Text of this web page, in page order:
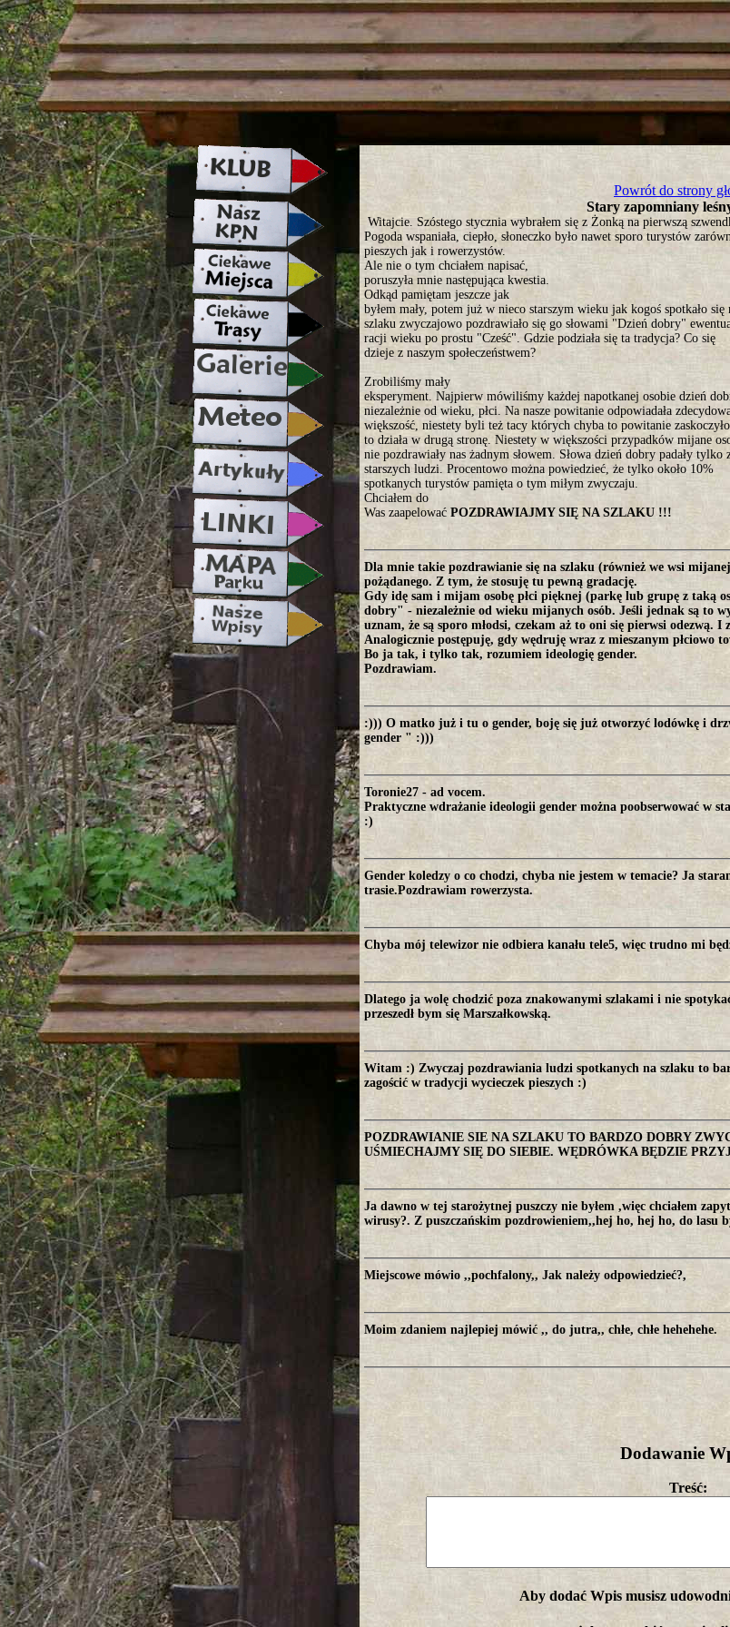
strona w naprawie zapraszamy jutro ;)
Powrót do strony
Stary zapomniany
Witajcie. Szóstego stycznia wybrałem się z Żonką na pierwszą
Pogoda wspaniała, ciepło, słoneczko było nawet sporo turystów
pieszych jak i rowerzystów.
Ale nie o tym chciałem napisać,
poruszyła mnie następująca kwestia.
Odkąd pamiętam jeszcze jak
byłem mały, potem już w nieco starszym wieku jak kogoś spotkało się
szlaku zwyczajowo pozdrawiało się go słowami "Dzień dobry"
racji wieku po prostu "Cześć". Gdzie podziała się ta tradycja? Co się
dzieje z naszym społeczeństwem?
Zrobiliśmy mały
eksperyment. Najpierw mówiliśmy każdej napotkanej osobie dzień
niezależnie od wieku, płci. Na nasze powitanie odpowiadała
większość, niestety byli też tacy których chyba to powitanie
to działa w drugą stronę. Niestety w większości przypadków mijane
nie pozdrawiały nas żadnym słowem. Słowa dzień dobry padały tylko
starszych ludzi. Procentowo można powiedzieć, że tylko około 10%
spotkanych turystów pamięta o tym miłym zwyczaju.
Chciałem do
Was zaapelować POZDRAWIAJMY SIĘ NA SZLAKU !!!
Dla mnie takie pozdrawianie się na szlaku (również we wsi
pożądanego. Z tym, że stosuję tu pewną gradację.
Gdy idę sam i mijam osobę płci pięknej (parkę lub grupę z taką
dobry" - niezależnie od wieku mijanych osób. Jeśli jednak są to
uznam, że są sporo młodsi, czekam aż to oni się pierwsi odezwą. I
Analogicznie postępuję, gdy wędruję wraz z mieszanym płciowo
Bo ja tak, i tylko tak, rozumiem ideologię gender.
Pozdrawiam.
:))) O matko już i tu o gender, boję się już otworzyć lodówkę i
gender " :)))
Toronie27 - ad vocem.
Praktyczne wdrażanie ideologii gender można poobserwować w
:)
Gender koledzy o co chodzi, chyba nie jestem w temacie? Ja
trasie.Pozdrawiam rowerzysta.
Chyba mój telewizor nie odbiera kanału tele5, więc trudno mi
Dlatego ja wolę chodzić poza znakowanymi szlakami i nie
przeszedł bym się Marszałkowską.
Witam :) Zwyczaj pozdrawiania ludzi spotkanych na szlaku to
zagościć w tradycji wycieczek pieszych :)
POZDRAWIANIE SIE NA SZLAKU TO BARDZO DOBRY
UŚMIECHAJMY SIĘ DO SIEBIE. WĘDRÓWKA BĘDZIE
Ja dawno w tej starożytnej puszczy nie byłem ,więc chciałem
wirusy?. Z puszczańskim pozdrowieniem,,hej ho, hej ho, do lasu
Miejscowe mówio ,,pochfalony,, Jak należy odpowiedzieć?,
Moim zdaniem najlepiej mówić ,, do jutra,, chłe, chłe hehehehe.
Dodawanie
Treść:
Aby dodać Wpis musisz